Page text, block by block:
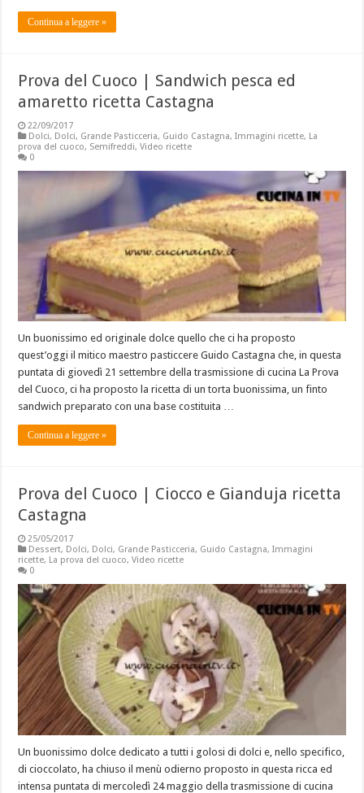
Continua a leggere »
Prova del Cuoco | Sandwich pesca ed
amaretto ricetta Castagna
22/09/2017
Dolci, Dolci, Grande Pasticceria, Guido Castagna,Immagini ricette, La
prova del cuoco, Semifreddi,Video ricette
0
Un buonissimo ed originale dolce quello che ci ha proposto
quest’oggi il mitico maestro pasticcere Guido Castagna che, in questa
puntata di giovedì 21 settembre della trasmissione di cucina La Prova
del Cuoco, ci ha proposto la ricetta di un torta buonissima, un finto
sandwich preparato con una base costituita …
Continua a leggere »
Prova del Cuoco | Ciocco e Gianduja ricetta
Castagna
25/05/2017
Dessert, Dolci, Dolci, Grande Pasticceria, Guido Castagna,Immagini
ricette, La prova del cuoco,Video ricette
0
Un buonissimo dolce dedicato a tutti i golosi di dolci e, nello specifico,
di cioccolato, ha chiuso il menù odierno proposto in questa ricca ed
intensa puntata di mercoledì 24 maggio della trasmissione di cucina